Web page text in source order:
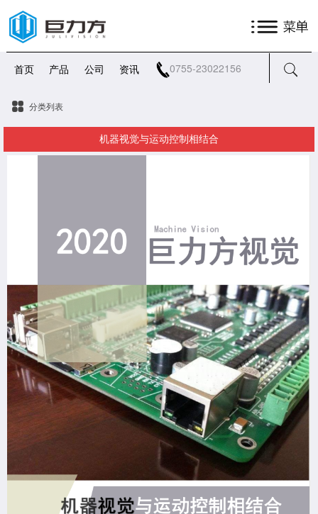
首页 产品 公司 资讯 0755-23022156
分类列表
机器视觉与运动控制相结合